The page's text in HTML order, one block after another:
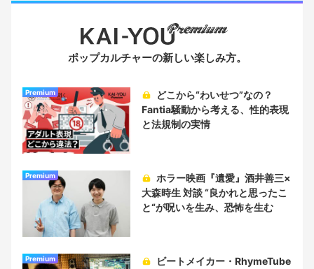
ポップカルチャーの新しい楽しみ方。
Premium
Fantia騒動から考える、性的表現
と法規制の実情
Premium
大森時生 対談 “良かれと思ったこ
と“が呪いを生み、恐怖を生む
Premium